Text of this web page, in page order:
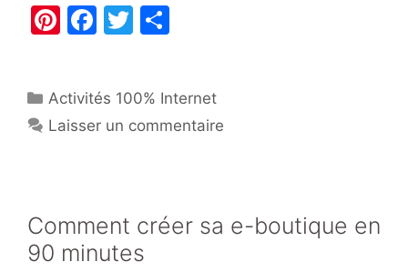
Pi
e
st
F
e
b
k
T
er g
er
Catégories
Activités 100% Internet
Laisser un commentaire
Comment créer sa e-boutique en
90 minutes